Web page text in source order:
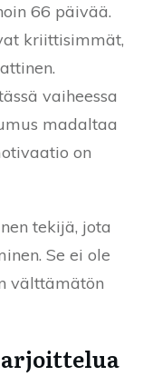
66 päivää.
kriittisimmät,
vaiheessa
madaltaa
on
tekijä, jota
Se ei ole
välttämätön